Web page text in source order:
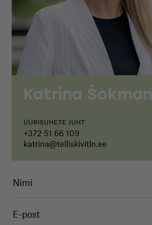
Katrina Šokman
Üürisuhete juht
+372 51 66 109
katrina@telliskivitln.ee